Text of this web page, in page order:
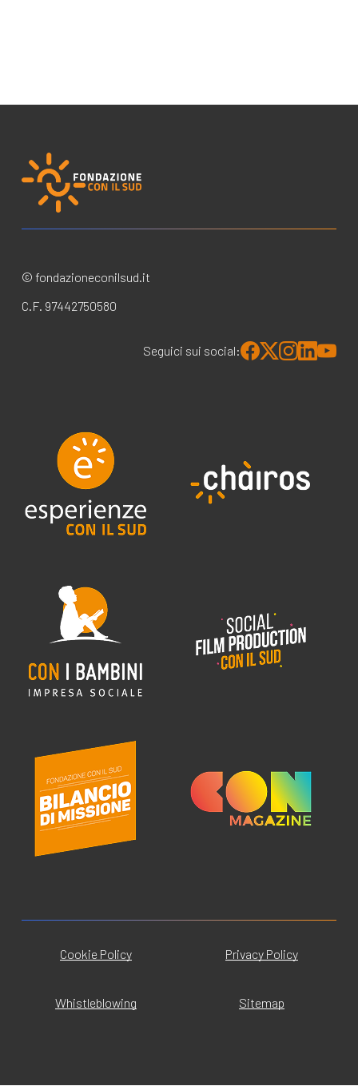
© fondazioneconilsud.it
C.F. 97442750580
Seguici sui social:
Cookie Policy Privacy Policy
Whistleblowing Sitemap